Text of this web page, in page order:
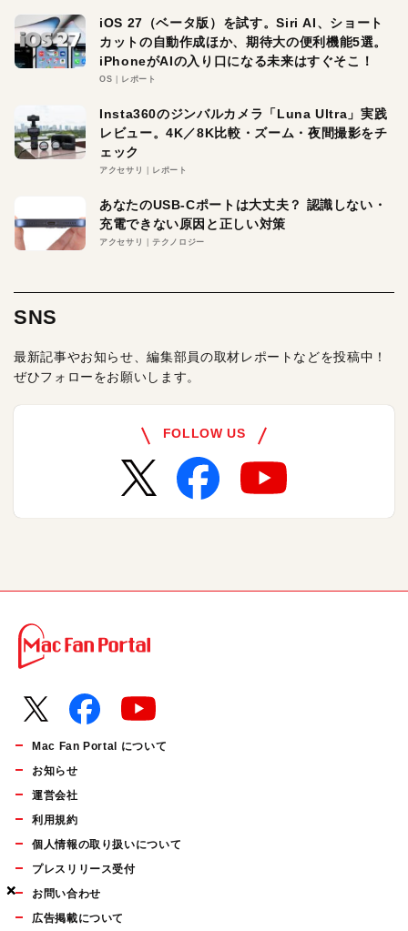
×
×
×
iOS 27（ベータ版）を試す。Siri AI、ショート
カットの自動作成ほか、期待大の便利機能5選。
iPhoneがAIの入り口になる未来はすぐそこ！
OS レポート
Insta360のジンバルカメラ「Luna Ultra」実践
レビュー。4K／8K比較・ズーム・夜間撮影をチ
ェック
アクセサリ レポート
あなたのUSB-Cポートは大丈夫？ 認識しない・
充電できない原因と正しい対策
アクセサリ テクノロジー
SNS
最新記事やお知らせ、編集部員の取材レポートなどを投稿中！
ぜひフォローをお願いします。
FOLLOW US
Mac Fan Portal について
お知らせ
運営会社
利用規約
個人情報の取り扱いについて
プレスリリース受付
お問い合わせ
広告掲載について